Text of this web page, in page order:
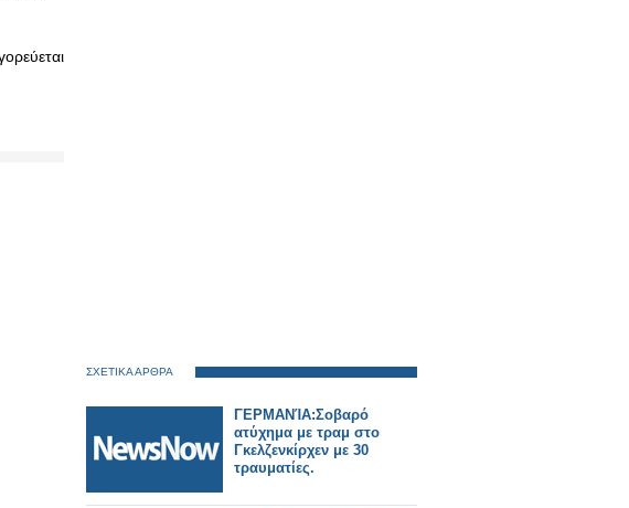
ΣΧΕΤΙΚΑ ΑΡΘΡΑ
ΓΕΡΜΑΝΊΑ:Σοβαρό
ατύχημα με τραμ στο
Γκελζενκίρχεν με 30
τραυματίες.